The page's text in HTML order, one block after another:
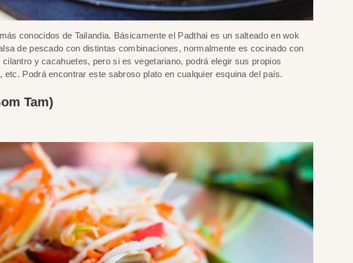
conocidos de Tailandia. Básicamente el Padthai es un salteado en wok
de pescado con distintas combinaciones, normalmente es cocinado con
y cacahuetes, pero si es vegetariano, podrá elegir sus propios
Podrá encontrar este sabroso plato en cualquier esquina del país.
Tam)